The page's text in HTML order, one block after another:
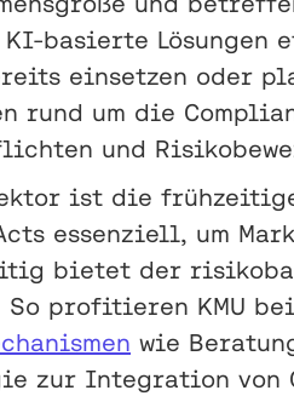
KI-basierte Lösungen
einsetzen oder
rund um die
und
ist die
essenziell, um
bietet der
So profitieren KMU
wie
zur Integration von